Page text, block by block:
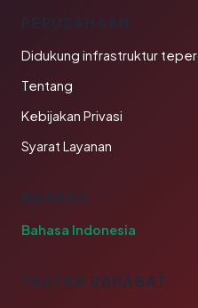
PERUSAHAAN
Didukung infrastruktur
Tentang
Kebijakan Privasi
Syarat Layanan
BAHASA
Bahasa Indonesia
TAUTAN SAHABAT